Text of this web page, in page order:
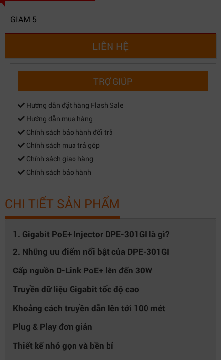
GIAM 5
LIÊN HỆ
TRỢ GIÚP
Hướng dẫn đặt hàng Flash Sale
Hướng dẫn mua hàng
Chính sách bảo hành đổi trả
Chính sách mua trả góp
Chính sách giao hàng
Chính sách bảo hành
CHI TIẾT SẢN PHẨM
1. Gigabit PoE+ Injector DPE-301GI là gì?
2. Những ưu điểm nổi bật của DPE-301GI
Cấp nguồn D-Link PoE+ lên đến 30W
Truyền dữ liệu Gigabit tốc độ cao
Khoảng cách truyền dẫn lên tới 100 mét
Plug & Play đơn giản
Thiết kế nhỏ gọn và bền bỉ